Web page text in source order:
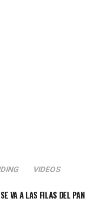
VIDEOS
VA A LAS FILAS DEL PAN